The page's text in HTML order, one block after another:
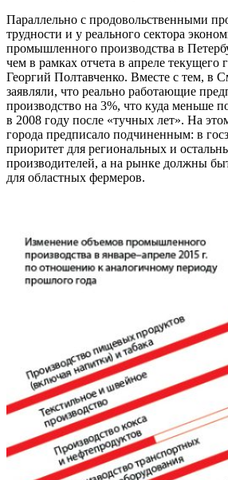
Параллельно с продовольственными
трудности и у реального сектора
промышленного производства в
чем в рамках отчета в апреле текущего
Георгий Полтавченко. Вместе с тем, в
заявляли, что реально работающие
производство на 3%, что куда меньше
в 2008 году после «тучных лет». На
города предписало подчиненным: в
приоритет для региональных и
производителей, а на рынке должны
для областных фермеров.